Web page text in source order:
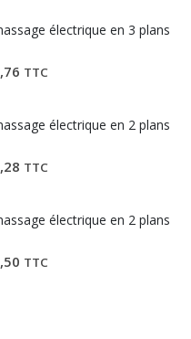
électrique en 3 plans
TTC
électrique en 2 plans
TTC
électrique en 2 plans
TTC